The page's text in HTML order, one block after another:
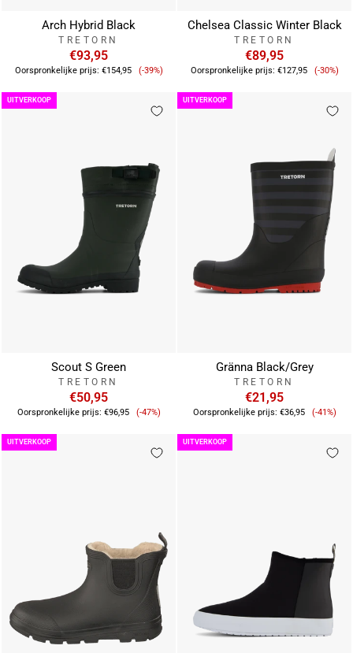
Arch Hybrid Black
TRETORN
€93,95
Oorspronkelijke prijs: €154,95 Verkoopprijs
(-39%)
Chelsea Classic Winter Black
TRETORN
€89,95
Oorspronkelijke prijs: €127,95 (-30%)
UITVERKOOP
Scout S Green
TRETORN
€50,95
Oorspronkelijke prijs: €96,95 Verkoopprijs
(-47%)
UITVERKOOP
Gränna Black/Grey
TRETORN
€21,95
Oorspronkelijke prijs: €36,95 (-41%)
UITVERKOOP UITVERKOOP